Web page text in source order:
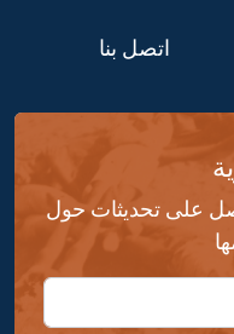
اتصل بنا
على تحديثات حول